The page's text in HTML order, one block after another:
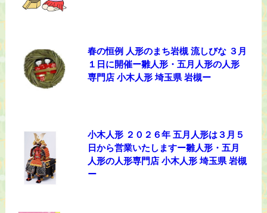
春の恒例 人形のまち岩槻 流しびな ３月
１日に開催ー雛人形・五月人形の人形
専門店 小木人形 埼玉県 岩槻ー
小木人形 ２０２６年 五月人形は３月５
日から営業いたしますー雛人形・五月
人形の人形専門店 小木人形 埼玉県 岩槻
ー